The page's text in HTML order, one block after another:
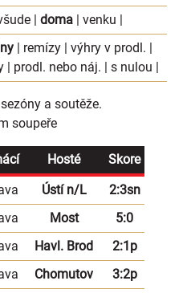
| doma| venku |
| remízy| výhry v prodl. |
| prodl. nebo náj. | s nulou |
a soutěže.
soupeře
Hosté
Skore
Ústí n/L
2:3sn
Most
5:0
Havl. Brod
2:1p
Chomutov
3:2p